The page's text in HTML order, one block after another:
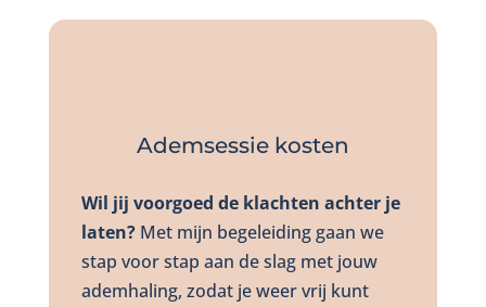
Ademsessie kosten
Wil jij voorgoed de klachten achter je
laten?Met mijn begeleiding gaan we
stap voor stap aan de slag met jouw
ademhaling, zodat je weer vrij kunt